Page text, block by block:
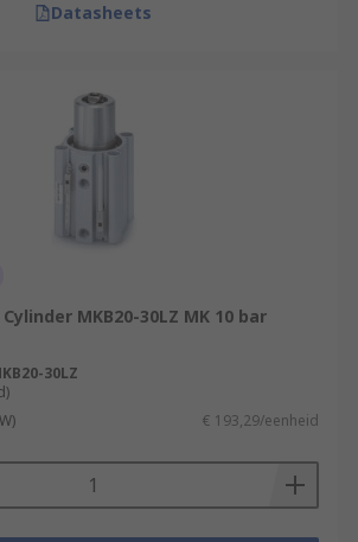
Datasheets
MKB20-30LZ MK 10 bar
30LZ
€ 193,29/eenheid